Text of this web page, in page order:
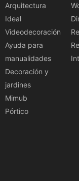
Arquitectura
Ideal
Videodecoración
Ayuda para
manualidades
Decoración y
jardines
Mimub
Pórtico